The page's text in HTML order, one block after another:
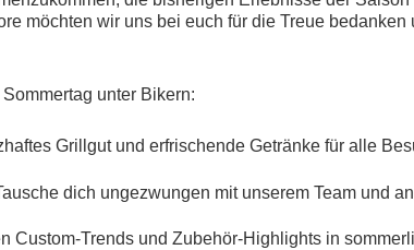
möchten wir uns bei euch für die Treue
unter Bikern:
Grillgut und erfrischende Getränke für alle
dich ungezwungen mit unserem Team und
Custom-Trends und Zubehör-Highlights in